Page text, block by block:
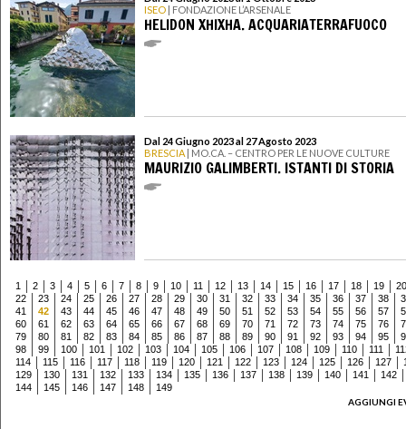
ISEO | FONDAZIONE L’ARSENALE
HELIDON XHIXHA. ACQUARIATERRAFUOCO
Dal 24 Giugno 2023 al 27 Agosto 2023
BRESCIA | MO.CA. – CENTRO PER LE NUOVE CULTURE
MAURIZIO GALIMBERTI. ISTANTI DI STORIA
1 2 3 4 5 6 7 8 9 10 11 12 13 14 15 16 17 18 19
20
22
23 24 25 26 27 28 29 30 31 32 33 34 35 36 37 38
41
42 43 44 45 46 47 48 49 50 51 52 53 54 55 56 57
60
61 62 63 64 65 66 67 68 69 70 71 72 73 74 75 76
79
80 81 82 83 84 85 86 87 88 89 90 91 92 93 94 95
98
99 100 101 102 103 104 105 106 107 108 109 110 111
114
115 116 117 118 119 120 121 122 123 124 125 126 127
129
130 131 132 133 134 135 136 137 138 139 140 141
142
144
145 146 147 148
149
AGGIUNGI